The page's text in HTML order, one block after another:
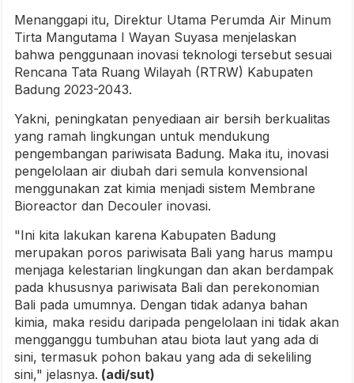
Menanggapi itu, Direktur Utama Perumda Air Minum
Tirta Mangutama I Wayan Suyasa menjelaskan
bahwa penggunaan inovasi teknologi tersebut sesuai
Rencana Tata Ruang Wilayah (RTRW) Kabupaten
Badung 2023-2043.
Yakni, peningkatan penyediaan air bersih berkualitas
yang ramah lingkungan untuk mendukung
pengembangan pariwisata Badung. Maka itu, inovasi
pengelolaan air diubah dari semula konvensional
menggunakan zat kimia menjadi sistem Membrane
Bioreactor dan Decouler inovasi.
"Ini kita lakukan karena Kabupaten Badung
merupakan poros pariwisata Bali yang harus mampu
menjaga kelestarian lingkungan dan akan berdampak
pada khususnya pariwisata Bali dan perekonomian
Bali pada umumnya. Dengan tidak adanya bahan
kimia, maka residu daripada pengelolaan ini tidak akan
mengganggu tumbuhan atau biota laut yang ada di
sini, termasuk pohon bakau yang ada di sekeliling
sini," jelasnya. (adi/sut)